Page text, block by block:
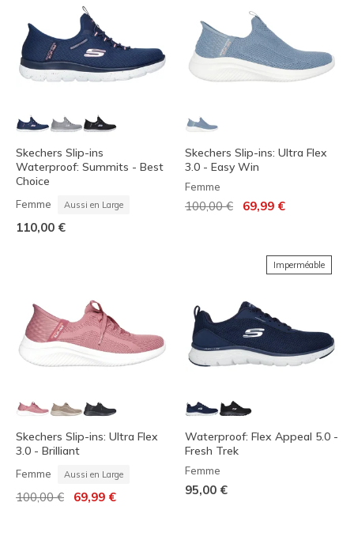
Skechers Slip-ins
Waterproof: Summits - Best
Choice
Femme Aussi en Large
110,00 €
Skechers Slip-ins: Ultra Flex
3.0 - Easy Win
Femme
Prix réduit de
100,00 € 69,99 €
Skechers Slip-ins: Ultra Flex
3.0 - Brilliant
Femme Aussi en Large
Prix réduit de
100,00 € 69,99 €
Imperméable
Waterproof: Flex Appeal 5.0 -
Fresh Trek
Femme
95,00 €